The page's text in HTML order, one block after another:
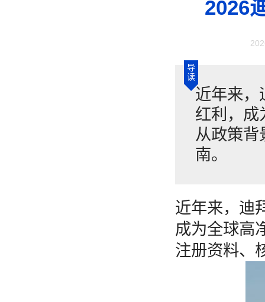
2026
导
读
近年来，
红利，成
从政策背
南。
近年来，迪
成为全球高
注册资料、